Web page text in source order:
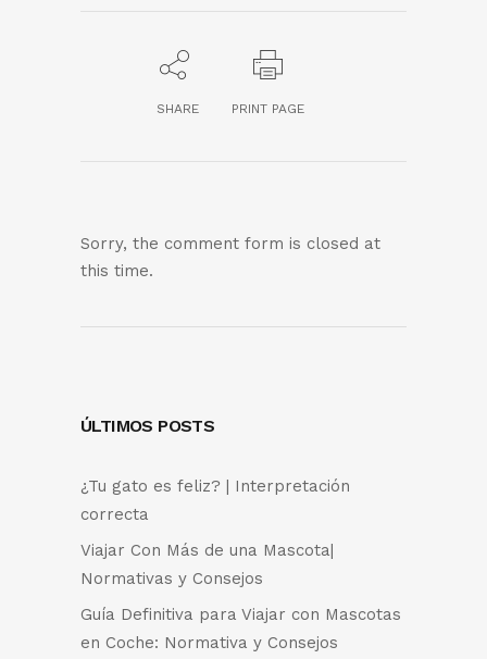
SHARE PRINT PAGE
Sorry, the comment form is closed at
this time.
ÚLTIMOS POSTS
¿Tu gato es feliz? | Interpretación
correcta
Viajar Con Más de una Mascota|
Normativas y Consejos
Guía Definitiva para Viajar con Mascotas
en Coche: Normativa y Consejos